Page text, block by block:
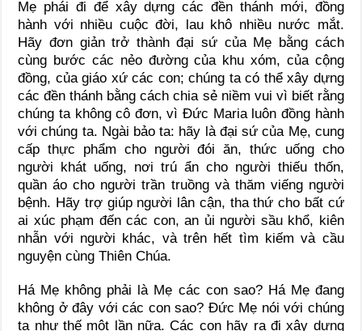
Mẹ phái đi để xây dựng các đền thánh mới, đồng
hành với nhiều cuộc đời, lau khô nhiều nước mắt.
Hãy đơn giản trở thành đại sứ của Mẹ bằng cách
cùng bước các nẻo đường của khu xóm, của cộng
đồng, của giáo xứ các con; chúng ta có thể xây dựng
các đền thánh bằng cách chia sẻ niềm vui vì biết rằng
chúng ta không cô đơn, vì Đức Maria luôn đồng hành
với chúng ta. Ngài bảo ta: hãy là đại sứ của Mẹ, cung
cấp thực phẩm cho người đói ăn, thức uống cho
người khát uống, nơi trú ẩn cho người thiếu thốn,
quần áo cho người trần truồng và thăm viếng người
bệnh. Hãy trợ giúp người lân cận, tha thứ cho bất cứ
ai xúc phạm đến các con, an ủi người sầu khổ, kiên
nhẫn với người khác, và trên hết tìm kiếm và cầu
nguyện cùng Thiên Chúa.
Há Mẹ không phải là Mẹ các con sao? Há Mẹ đang
không ở đây với các con sao? Đức Mẹ nói với chúng
ta như thế một lần nữa. Các con hãy ra đi xây dựng